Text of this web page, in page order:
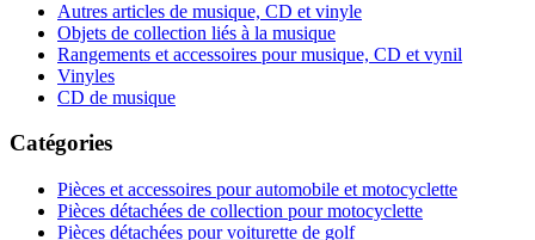
Autres articles de musique, CD et vinyle
Objets de collection liés à la musique
Rangements et accessoires pour musique, CD et vynil
Vinyles
CD de musique
Catégories
Pièces et accessoires pour automobile et motocyclette
Pièces détachées de collection pour motocyclette
Pièces détachées pour voiturette de golf